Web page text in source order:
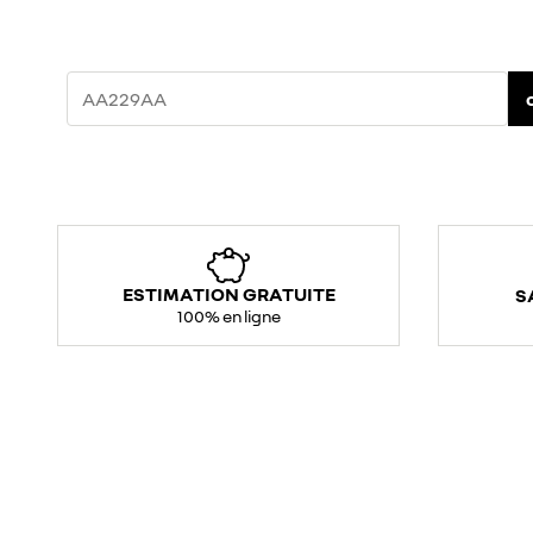
ESTIMATION GRATUITE
100% en ligne